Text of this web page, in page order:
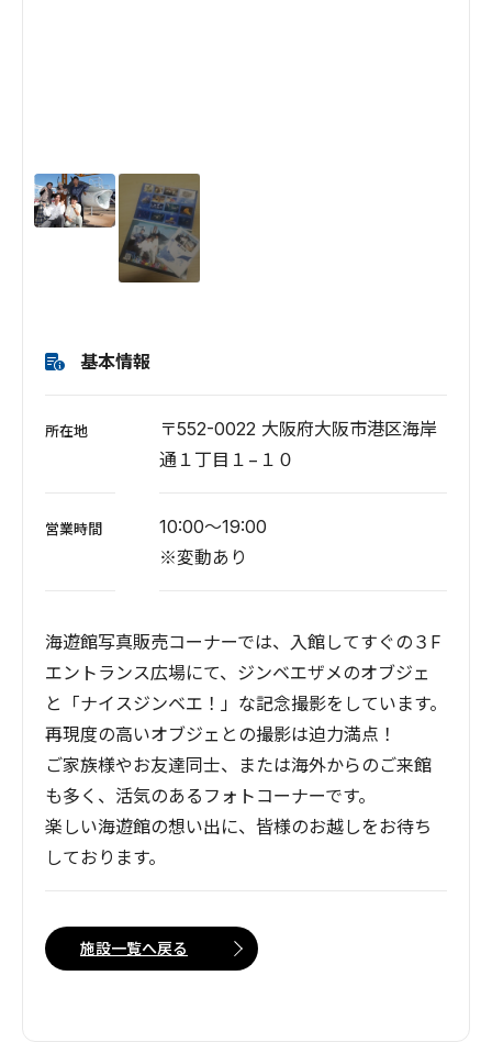
基本情報
所在地
〒552-0022 大阪府大阪市港区海岸
通１丁目１−１０
営業時間
10:00～19:00
※変動あり
海遊館写真販売コーナーでは、入館してすぐの３F
エントランス広場にて、ジンベエザメのオブジェ
と「ナイスジンベエ！」な記念撮影をしています。
再現度の高いオブジェとの撮影は迫力満点！
ご家族様やお友達同士、または海外からのご来館
も多く、活気のあるフォトコーナーです。
楽しい海遊館の想い出に、皆様のお越しをお待ち
しております。
施設一覧へ戻る